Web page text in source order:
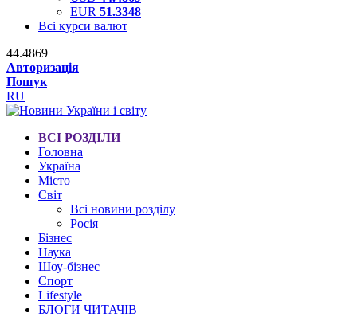
EUR 51.3348
Всі курси валют
44.4869
Авторизація
Пошук
RU
ВСІ РОЗДІЛИ
Головна
Україна
Місто
Світ
Всі новини розділу
Росія
Бізнес
Наука
Шоу-бізнес
Спорт
Lifestyle
БЛОГИ ЧИТАЧІВ